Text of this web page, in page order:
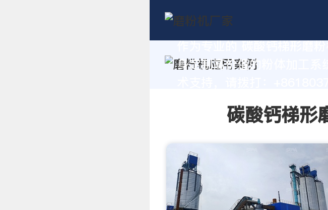
身定制高价值的粉体加工系
碳酸钙梯形